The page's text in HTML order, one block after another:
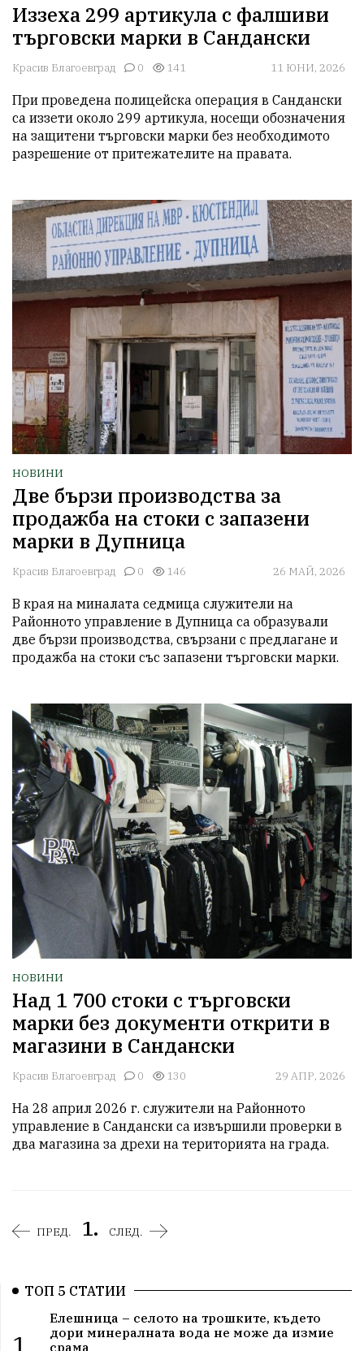
Иззеха 299 артикула с фалшиви
търговски марки в Сандански
Красив Благоевград 0 141 11 ЮНИ, 2026
При проведена полицейска операция в Сандански
са иззети около 299 артикула, носещи обозначения
на защитени търговски марки без необходимото
разрешение от притежателите на правата.
НОВИНИ
Две бързи производства за
продажба на стоки с запазени
марки в Дупница
Красив Благоевград 0 146 26 МАЙ, 2026
В края на миналата седмица служители на
Районното управление в Дупница са образували
две бързи производства, свързани с предлагане и
продажба на стоки със запазени търговски марки.
НОВИНИ
Над 1 700 стоки с търговски
марки без документи открити в
магазини в Сандански
Красив Благоевград 0 130 29 АПР, 2026
На 28 април 2026 г. служители на Районното
управление в Сандански са извършили проверки в
два магазина за дрехи на територията на града.
ПРЕД. 1. СЛЕД.
ТОП 5 СТАТИИ
Елешница – селото на трошките, където
дори минералната вода не може да измие
срама